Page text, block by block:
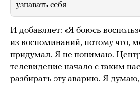
узнавать себя
И добавляет: «Я боюсь
из воспоминаний, потому что,
придумал. Я не понимаю.
телевидение начало с таким
разбирать эту аварию. Я